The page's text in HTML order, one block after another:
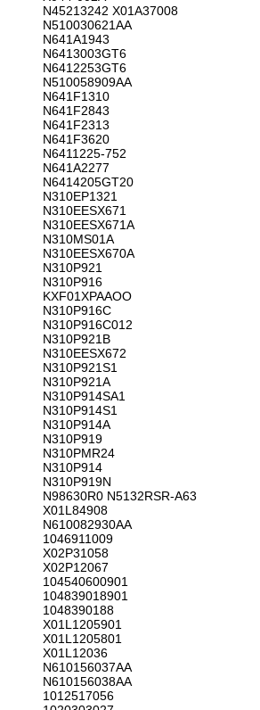
N45213242 X01A37008
N510030621AA
N641A1943
N6413003GT6
N6412253GT6
N510058909AA
N641F1310
N641F2843
N641F2313
N641F3620
N6411225-752
N641A2277
N6414205GT20
N310EP1321
N310EESX671
N310EESX671A
N310MS01A
N310EESX670A
N310P921
N310P916
KXF01XPAAOO
N310P916C
N310P916C012
N310P921B
N310EESX672
N310P921S1
N310P921A
N310P914SA1
N310P914S1
N310P914A
N310P919
N310PMR24
N310P914
N310P919N
N98630R0 N5132RSR-A63
X01L84908
N610082930AA
1046911009
X02P31058
X02P12067
104540600901
104839018901
1048390188
X01L1205901
X01L1205801
X01L12036
N610156037AA
N610156038AA
1012517056